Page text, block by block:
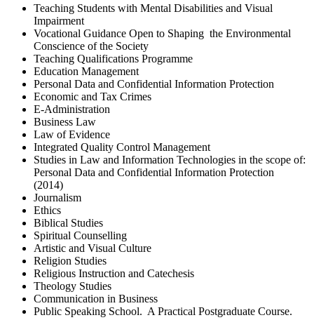
Teaching Students with Mental Disabilities and Visual
Impairment
Vocational Guidance Open to Shaping the Environmental
Conscience of the Society
Teaching Qualifications Programme
Education Management
Personal Data and Confidential Information Protection
Economic and Tax Crimes
E-Administration
Business Law
Law of Evidence
Integrated Quality Control Management
Studies in Law and Information Technologies in the scope of:
Personal Data and Confidential Information Protection
(2014)
Journalism
Ethics
Biblical Studies
Spiritual Counselling
Artistic and Visual Culture
Religion Studies
Religious Instruction and Catechesis
Theology Studies
Communication in Business
Public Speaking School. A Practical Postgraduate Course.